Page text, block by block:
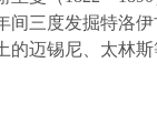
间三度发掘特洛
的迈锡尼、太林